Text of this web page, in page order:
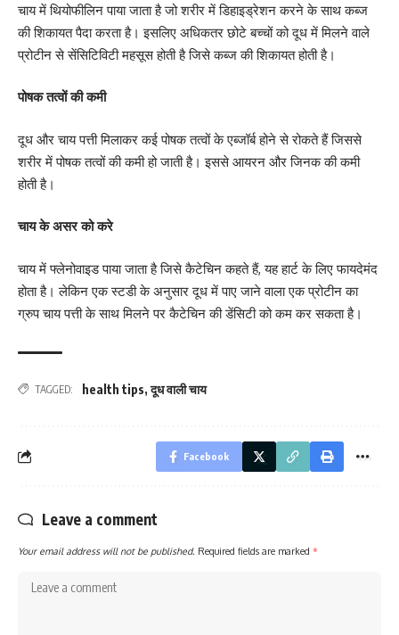
चाय में थियोफीलिन पाया जाता है जो शरीर में डिहाइड्रेशन करने के साथ कब्ज
की शिकायत पैदा करता है। इसलिए अधिकतर छोटे बच्चों को दूध में मिलने वाले
प्रोटीन से सेंसिटिविटी महसूस होती है जिसे कब्ज की शिकायत होती है।
पोषक तत्वों की कमी
दूध और चाय पत्ती मिलाकर कई पोषक तत्वों के एब्जॉर्ब होने से रोकते हैं जिससे
शरीर में पोषक तत्वों की कमी हो जाती है। इससे आयरन और जिनक की कमी
होती है।
चाय के असर को करे
चाय में फ्लेनोवाइड पाया जाता है जिसे कैटेचिन कहते हैं, यह हार्ट के लिए फायदेमंद
होता है। लेकिन एक स्टडी के अनुसार दूध में पाए जाने वाला एक प्रोटीन का
ग्रुप चाय पत्ती के साथ मिलने पर कैटेचिन की डेंसिटी को कम कर सकता है।
TAGGED: health tips,दूध वाली चाय
Facebook
Leave a comment
Your email address will not be published. Required fields are marked *